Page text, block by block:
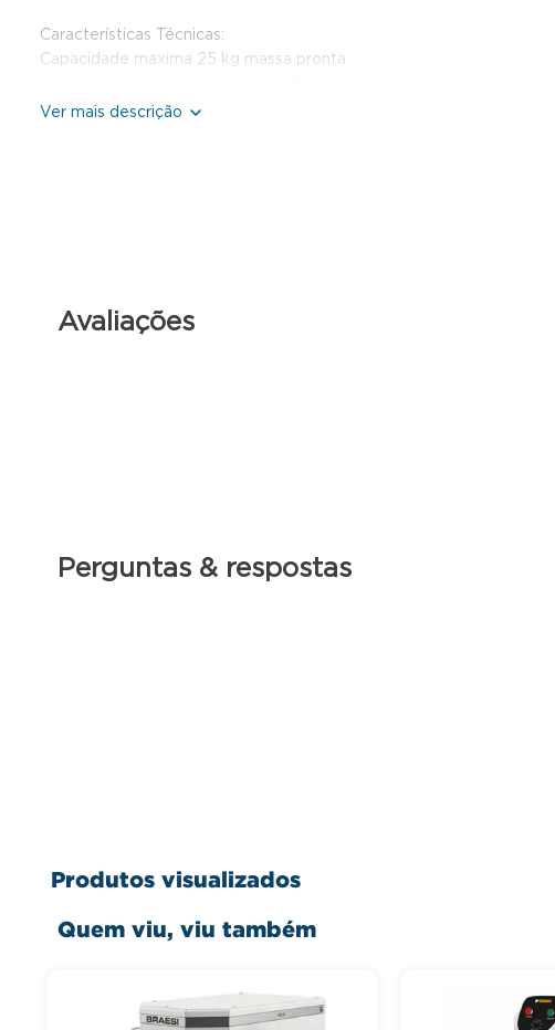
Características Técnicas:
Capacidade maxima 25 kg massa pronta
2 velocidades
Avaliações
Perguntas & respostas
Produtos visualizados
Quem viu, viu também